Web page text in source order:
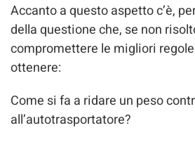
Accanto a questo aspetto c’è,
della questione che, se non
compromettere le migliori
ottenere:
Come si fa a ridare un peso
all’autotrasportatore?